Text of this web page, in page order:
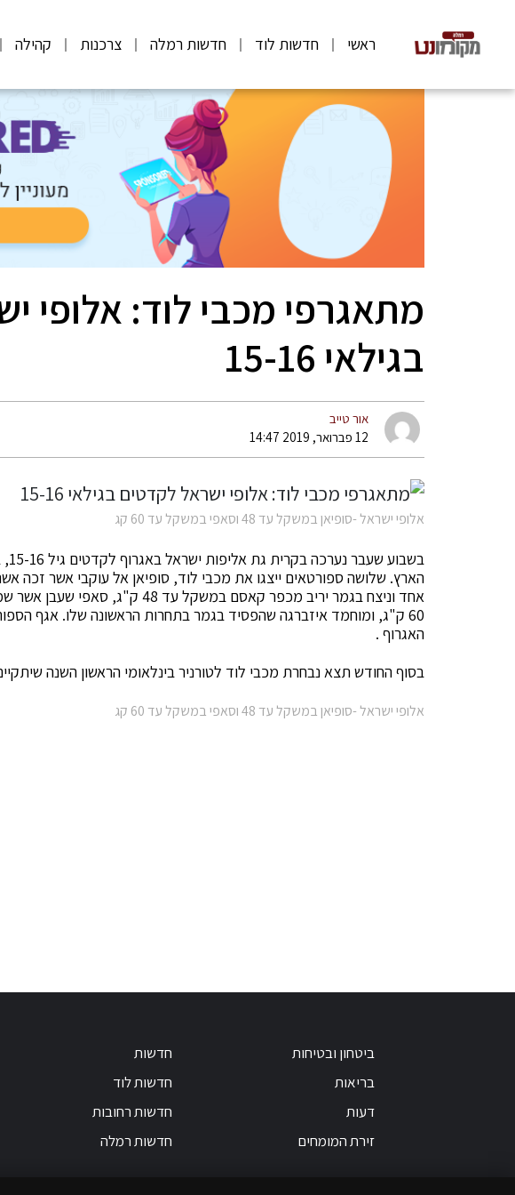
ראשי חדשות לוד חדשות רמלה צרכנות קהילה
מתאגרפי מכבי לוד: אלופי
בגילאי 15-16
אור טייב
12 פברואר, 2019 14:47
אלופי ישראל -סופיאן במשקל עד 48 וסאפי במשקל עד 60 קג
הארץ. שלושה ספורטאים ייצגו את מכבי לוד, סופיאן אל עוקבי אשר
אחד וניצח בגמר יריב מכפר קאסם
60 ק"ג, ומוחמד איזברגה שהפסיד בגמר בתחרות הראשונה שלו. אגף
האגרוף .
בסוף החודש תצא נבחרת מכבי לוד לטורניר בינלאומי הראשון השנה
אלופי ישראל -סופיאן במשקל עד 48 וסאפי במשקל עד 60 קג
ביטחון ובטיחות
בריאות
דעות
זירת המומחים
חדשות
חדשות לוד
חדשות רחובות
חדשות רמלה